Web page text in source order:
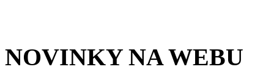
NOVINKY NA WEBU